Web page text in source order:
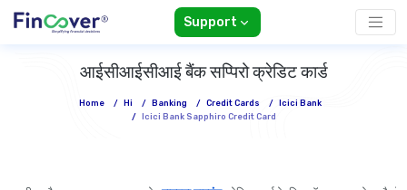
Support
आईसीआईसीआई बैंक सप्पिरो क्रेडिट कार्ड
Home / Hi / Banking / Credit Cards /
Icici Bank
/
Icici Bank Sapphiro Credit Card